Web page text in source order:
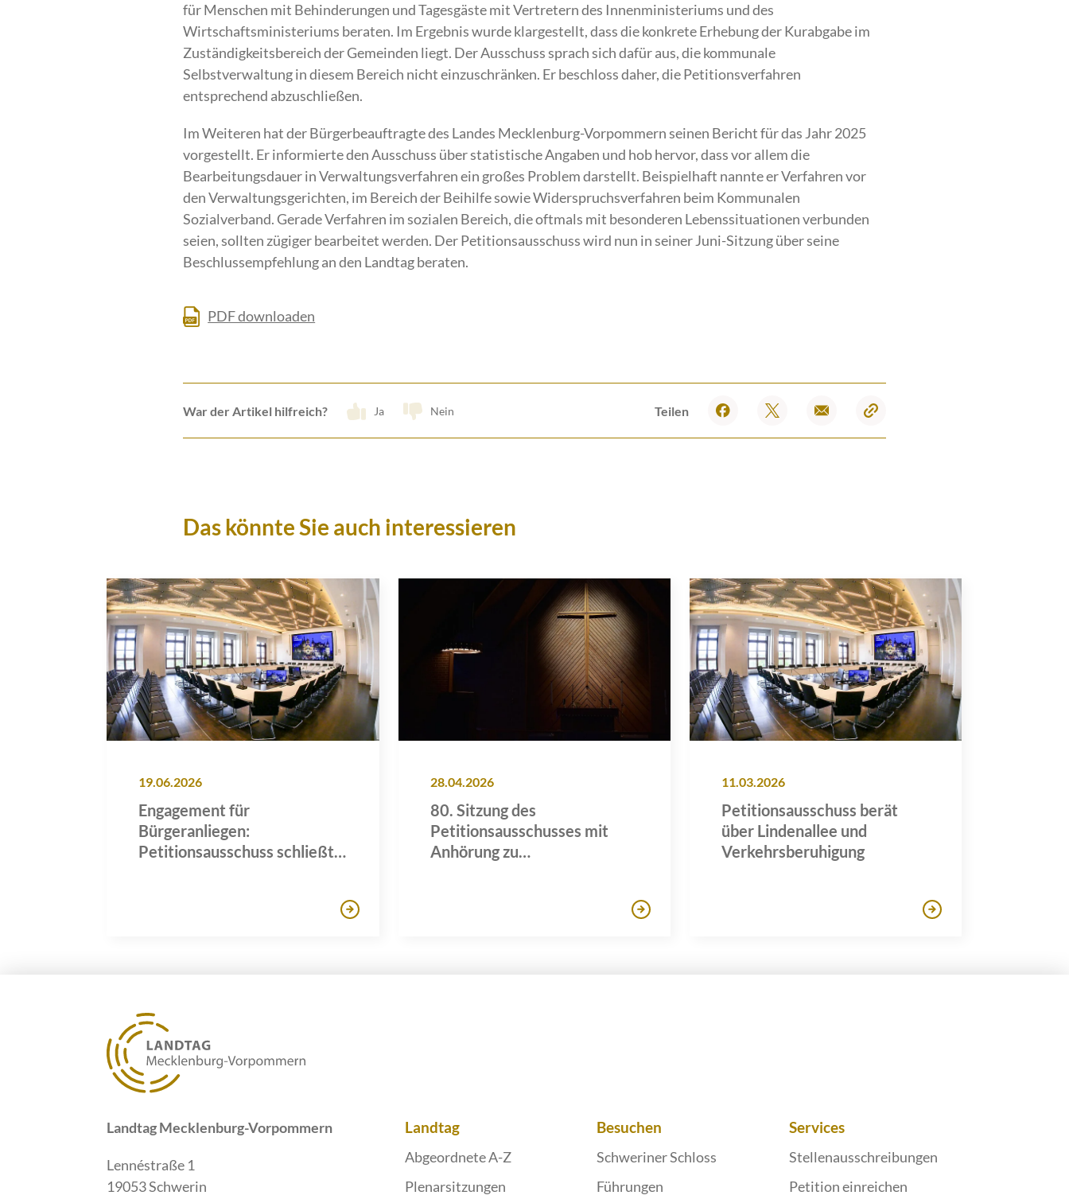
für Menschen mit Behinderungen und Tagesgäste mit Vertretern des Innenministeriums und des
Wirtschaftsministeriums beraten. Im Ergebnis wurde klargestellt, dass die konkrete Erhebung der Kurabgabe im
Zuständigkeitsbereich der Gemeinden liegt. Der Ausschuss sprach sich dafür aus, die kommunale
Selbstverwaltung in diesem Bereich nicht einzuschränken. Er beschloss daher, die Petitionsverfahren
entsprechend abzuschließen.
Im Weiteren hat der Bürgerbeauftragte des Landes Mecklenburg-Vorpommern seinen Bericht für das Jahr 2025
vorgestellt. Er informierte den Ausschuss über statistische Angaben und hob hervor, dass vor allem die
Bearbeitungsdauer in Verwaltungsverfahren ein großes Problem darstellt. Beispielhaft nannte er Verfahren vor
den Verwaltungsgerichten, im Bereich der Beihilfe sowie Widerspruchsverfahren beim Kommunalen
Sozialverband. Gerade Verfahren im sozialen Bereich, die oftmals mit besonderen Lebenssituationen verbunden
seien, sollten zügiger bearbeitet werden. Der Petitionsausschuss wird nun in seiner Juni-Sitzung über seine
Beschlussempfehlung an den Landtag beraten.
PDF downloaden
War der Artikel hilfreich? Ja Nein Teilen
Das könnte Sie auch interessieren
19.06.2026
Engagement für
Bürgeranliegen:
Petitionsausschuss schließt
28.04.2026
80. Sitzung des
Petitionsausschusses mit
Anhörung zu
11.03.2026
Petitionsausschuss berät
über Lindenallee und
Verkehrsberuhigung
Landtag Mecklenburg-Vorpommern
Lennéstraße 1
19053 Schwerin
Landtag
Abgeordnete A-Z
Plenarsitzungen
Besuchen
Schweriner Schloss
Führungen
Services
Stellenausschreibungen
Petition einreichen